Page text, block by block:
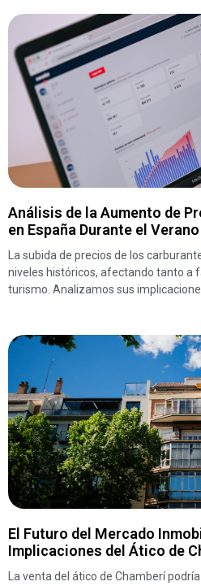
Análisis de la Aumento de
en España Durante el Verano
La subida de precios de los
niveles históricos, afectando tanto a
turismo. Analizamos sus
El Futuro del Mercado
Implicaciones del Ático de
La venta del ático de Chamberí